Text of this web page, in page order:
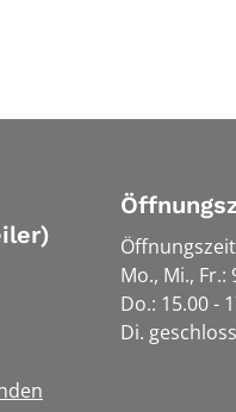
Mo., Mi., Fr.:
Do.: 15.00 -
Di.